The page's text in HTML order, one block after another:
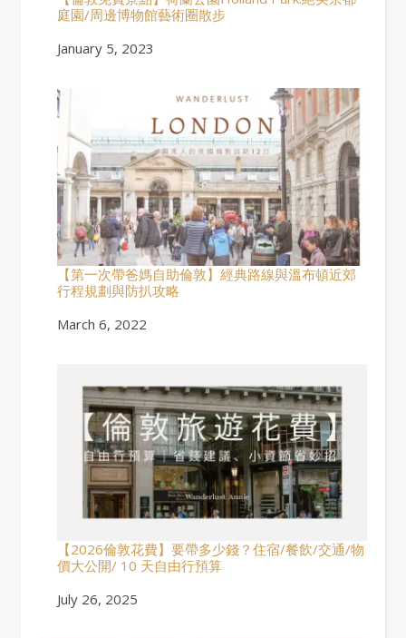
庭園/周邊博物館藝術圈散步
Date
January 5, 2023
【第一次帶爸媽自助倫敦】經典路線與溫布頓近郊
行程規劃與防扒攻略
Date
March 6, 2022
【2026倫敦花費】要帶多少錢？住宿/餐飲/交通/物
價大公開/ 10 天自由行預算
Date
July 26, 2025